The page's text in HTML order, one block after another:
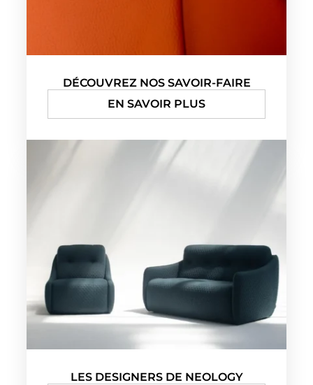
DÉCOUVREZ NOS SAVOIR-FAIRE
EN SAVOIR PLUS
LES DESIGNERS DE NEOLOGY